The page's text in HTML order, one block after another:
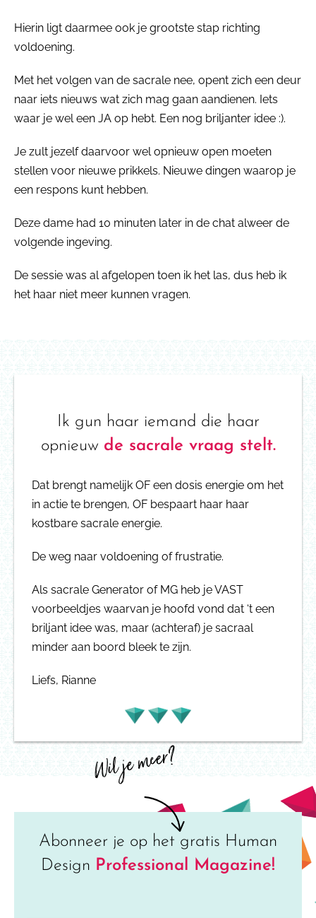
Hierin ligt daarmee ook je grootste stap richting
voldoening.
Met het volgen van de sacrale nee, opent zich een deur
naar iets nieuws wat zich mag gaan aandienen. Iets
waar je wel een JA op hebt. Een nog briljanter idee :).
Je zult jezelf daarvoor wel opnieuw open moeten
stellen voor nieuwe prikkels. Nieuwe dingen waarop je
een respons kunt hebben.
Deze dame had 10 minuten later in de chat alweer de
volgende ingeving.
De sessie was al afgelopen toen ik het las, dus heb ik
het haar niet meer kunnen vragen.
Ik gun haar iemand die haar
opnieuw de sacrale vraag stelt.
Dat brengt namelijk OF een dosis energie om het
in actie te brengen, OF bespaart haar haar
kostbare sacrale energie.
De weg naar voldoening of frustratie.
Als sacrale Generator of MG heb je VAST
voorbeeldjes waarvan je hoofd vond dat ‘t een
briljant idee was, maar (achteraf) je sacraal
minder aan boord bleek te zijn.
Liefs, Rianne
Wil je meer?
Abonneer je op het gratis Human
Design Professional Magazine!